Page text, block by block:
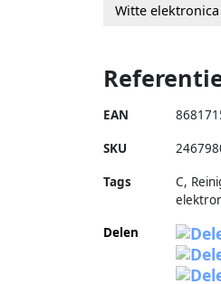
Witte elektronica
EAN
SKU
Tags
C,
Delen